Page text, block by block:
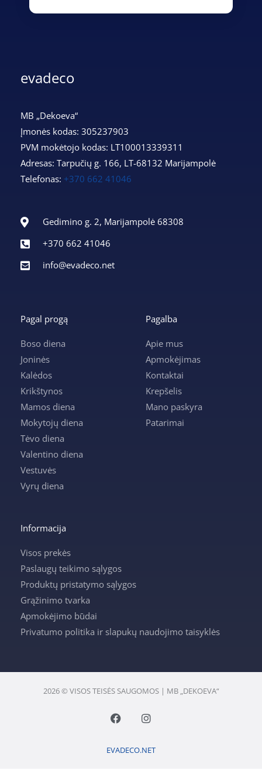
evadeco
MB „Dekoeva“
Įmonės kodas: 305237903
PVM mokėtojo kodas: LT100013339311
Adresas: Tarpučių g. 166, LT-68132 Marijampolė
Telefonas: +370 662 41046
Gedimino g. 2, Marijampolė 68308
+370 662 41046
info@evadeco.net
Pagal progą
Boso diena
Joninės
Kalėdos
Krikštynos
Mamos diena
Mokytojų diena
Tėvo diena
Valentino diena
Vestuvės
Vyrų diena
Pagalba
Apie mus
Apmokėjimas
Kontaktai
Krepšelis
Mano paskyra
Patarimai
Informacija
Visos prekės
Paslaugų teikimo sąlygos
Produktų pristatymo sąlygos
Grąžinimo tvarka
Apmokėjimo būdai
Privatumo politika ir slapukų naudojimo taisyklės
2026 © VISOS TEISĖS SAUGOMOS | MB „DEKOEVA“
F
a
e
I
n
t
EVADECO.NET